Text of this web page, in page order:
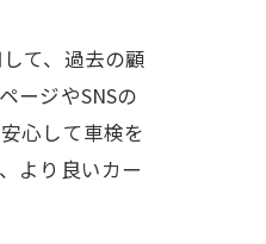
て、過去の顧
ージやSNSの
心して車検を
より良いカー